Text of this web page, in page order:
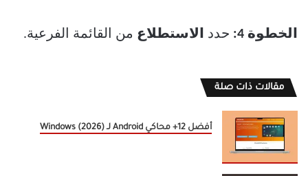
الخطوة 4: حدد الاستطلاع من القائمة الفرعية.
مقالات ذات صلة
أفضل 12+ محاكي Android لـ Windows (2026)